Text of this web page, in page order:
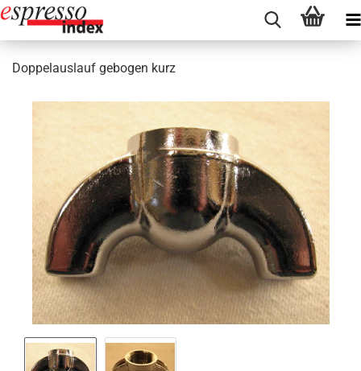
Doppelauslauf gebogen kurz